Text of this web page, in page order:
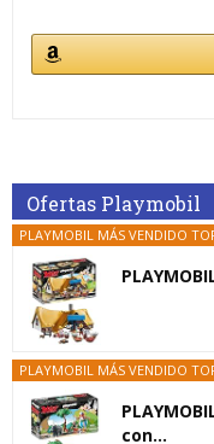
Ofertas Playmobil
PLAYMOBIL MÁS VENDIDO
PLAYMOBIL MÁS VENDIDO
con...